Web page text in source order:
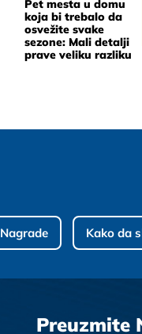
Pet mesta u domu
koja bi trebalo da
osvežite svake
sezone: Mali detalji
prave veliku razliku
Nagrade Kako da
Preuzmite